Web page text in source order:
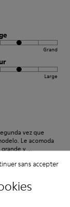
sans accepter
Grand
Large
vez que
Le acomoda
y ...